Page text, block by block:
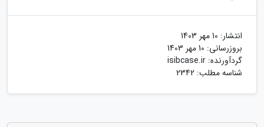
انتشار: 10 مهر 1403
بروزرسانی: 10 مهر 1403
گردآورنده: isibcase.ir
شناسه مطلب: 2342